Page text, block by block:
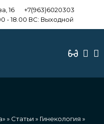
16
+7(963)6020303
- 18.00 ВС: Выходной
» Статьи » Гинекология »